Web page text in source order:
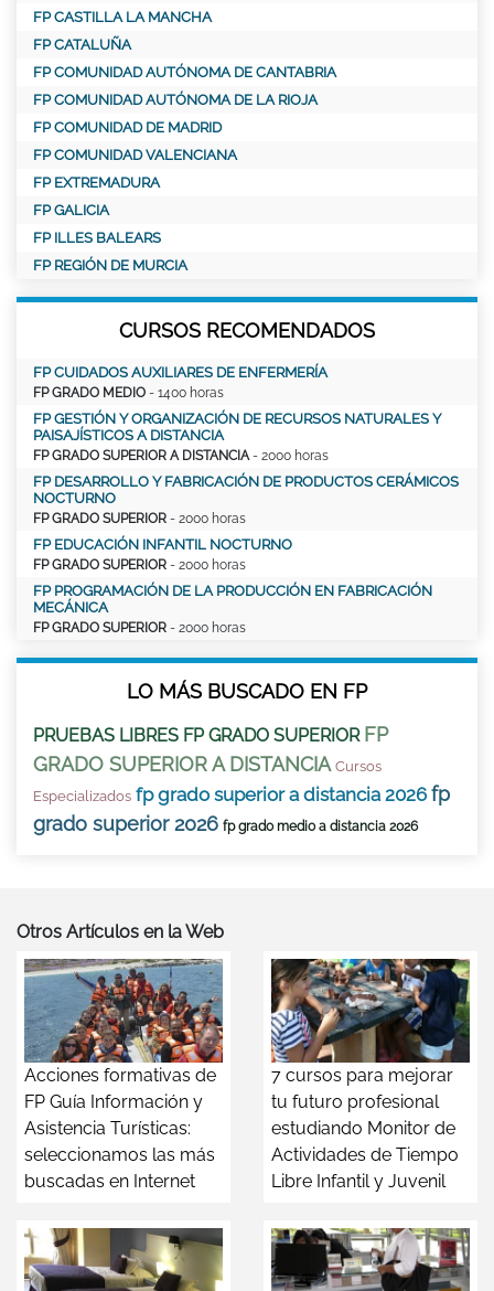
FP CASTILLA LA MANCHA
FP CATALUÑA
FP COMUNIDAD AUTÓNOMA DE CANTABRIA
FP COMUNIDAD AUTÓNOMA DE LA RIOJA
FP COMUNIDAD DE MADRID
FP COMUNIDAD VALENCIANA
FP EXTREMADURA
FP GALICIA
FP ILLES BALEARS
FP REGIÓN DE MURCIA
CURSOS RECOMENDADOS
FP CUIDADOS AUXILIARES DE ENFERMERÍA
FP GRADO MEDIO - 1400 horas
FP GESTIÓN Y ORGANIZACIÓN DE RECURSOS NATURALES Y
PAISAJÍSTICOS A DISTANCIA
FP GRADO SUPERIOR A DISTANCIA- 2000 horas
FP DESARROLLO Y FABRICACIÓN DE PRODUCTOS CERÁMICOS
NOCTURNO
FP GRADO SUPERIOR - 2000 horas
FP EDUCACIÓN INFANTIL NOCTURNO
FP GRADO SUPERIOR - 2000 horas
FP PROGRAMACIÓN DE LA PRODUCCIÓN EN FABRICACIÓN
MECÁNICA
FP GRADO SUPERIOR - 2000 horas
LO MÁS BUSCADO EN FP
PRUEBAS LIBRES FP GRADO SUPERIOR FP
GRADO SUPERIOR A DISTANCIA Cursos
Especializados fp grado superior a distancia 2026 fp
grado superior 2026 fp grado medio a distancia 2026
Otros Artículos en la Web
Acciones formativas de
FP Guía Información y
Asistencia Turísticas:
seleccionamos las más
buscadas en Internet
7 cursos para mejorar
tu futuro profesional
estudiando Monitor de
Actividades de Tiempo
Libre Infantil y Juvenil